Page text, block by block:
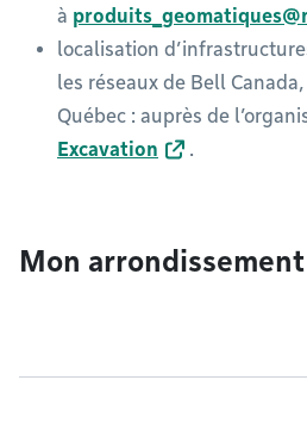
à
localisation
les réseaux de Bell
Québec : auprès de
Excavation
.
Mon arrondissement